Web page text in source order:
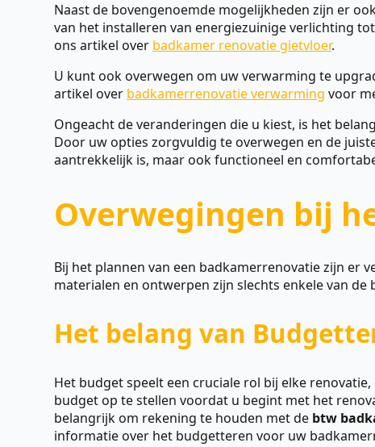
Naast de bovengenoemde mogelijkheden zijn er
van het installeren van energiezuinige verlichting
ons artikel over badkamer renovatie gietvloer.
U kunt ook overwegen om uw verwarming te
artikel over badkamerrenovatie verwarming voor
Ongeacht de veranderingen die u kiest, is het
Door uw opties zorgvuldig te overwegen en de
aantrekkelijk is, maar ook functioneel en
Overwegingen bij
Bij het plannen van een badkamerrenovatie zijn er
materialen en ontwerpen zijn slechts enkele van de
Het belang van
Het budget speelt een cruciale rol bij elke
budget op te stellen voordat u begint met het
belangrijk om rekening te houden met de btw
informatie over het budgetteren voor uw